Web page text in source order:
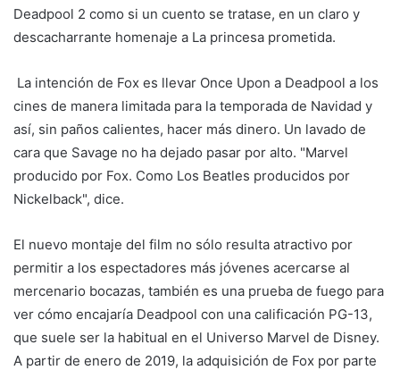
Deadpool 2 como si un cuento se tratase, en un claro y
descacharrante homenaje a La princesa prometida.
La intención de Fox es llevar Once Upon a Deadpool a los
cines de manera limitada para la temporada de Navidad y
así, sin paños calientes, hacer más dinero. Un lavado de
cara que Savage no ha dejado pasar por alto. "Marvel
producido por Fox. Como Los Beatles producidos por
Nickelback", dice.
El nuevo montaje del film no sólo resulta atractivo por
permitir a los espectadores más jóvenes acercarse al
mercenario bocazas, también es una prueba de fuego para
ver cómo encajaría Deadpool con una calificación PG-13,
que suele ser la habitual en el Universo Marvel de Disney.
A partir de enero de 2019, la adquisición de Fox por parte